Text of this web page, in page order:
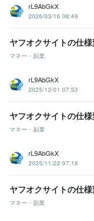
rL9AbGkX
2026/03/16 08:49
ヤフオクサイトの仕
マネー・副業
rL9AbGkX
2025/12/01 07:53
ヤフオクサイトの仕
マネー・副業
rL9AbGkX
2025/11/22 07:18
ヤフオクサイトの仕
マネー・副業